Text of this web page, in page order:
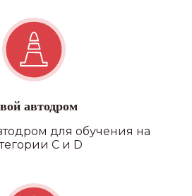
автодром
для обучения на
C и D